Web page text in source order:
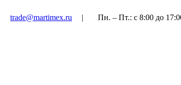
trade@martimex.ru |
Пн. – Пт.: с 8:00 до